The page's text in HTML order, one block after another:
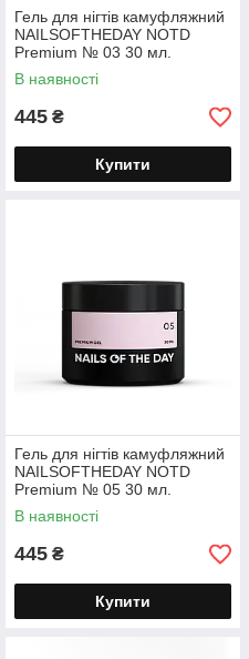
Гель для нігтів камуфляжний
NAILSOFTHEDAY NOTD
Premium № 03 30 мл.
В наявності
445 ₴
Купити
Гель для нігтів камуфляжний
NAILSOFTHEDAY NOTD
Premium № 05 30 мл.
В наявності
445 ₴
Купити